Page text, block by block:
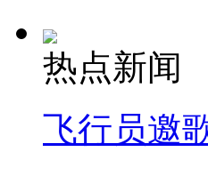
热点新闻
飞行员邀